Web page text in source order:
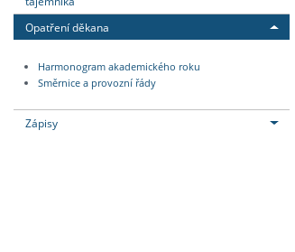
Opatření děkana
Harmonogram akademického roku
Směrnice a provozní řády
Zápisy